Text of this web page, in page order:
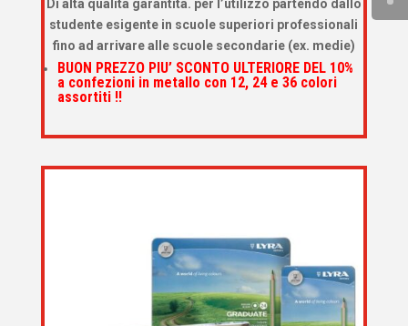
Di alta qualità garantita. per l’utilizzo partendo dallo
studente esigente in scuole superiori professionali
fino ad arrivare alle scuole secondarie (ex. medie)
BUON PREZZO PIU’ SCONTO ULTERIORE DEL 10%
a confezioni in metallo con 12, 24 e 36 colori
assortiti !!